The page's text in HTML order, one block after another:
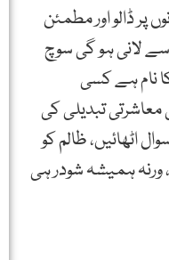
پر ڈالو اور مطمئن
سے لانی ہو گی سوچ
نام ہے کسی
تبدیلی کی
اٹھائیں، ظالم کو
ورنہ ہمیشہ شودر ہی